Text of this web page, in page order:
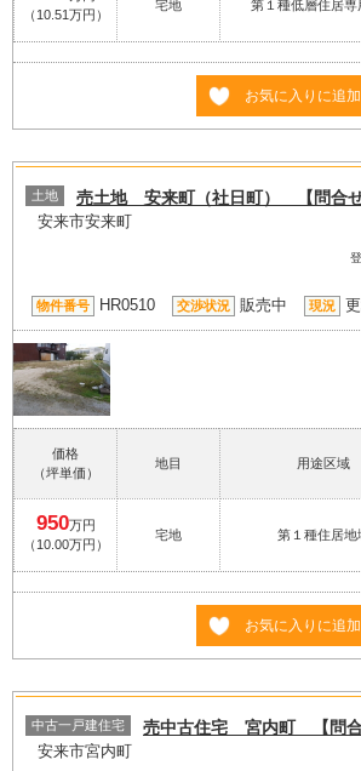
（10.51万円）
宅地 第１種低層住居専
お気に入りに追加
土地 売土地 安来町（社日町） 【問合せ
安来市安来町
物件番号 HR0510 交渉状況 販売中 現況
価格
（坪単価）
地目 用途区域
950万円
（10.00万円）
宅地 第１種住居地
お気に入りに追加
中古一戸建住宅 売中古住宅 宮内町 【問合
安来市宮内町